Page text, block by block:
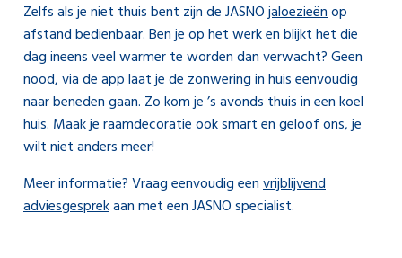
Zelfs als je niet thuis bent zijn de JASNOjaloezieënop
afstand bedienbaar. Ben je op het werk en blijkt het die
dag ineens veel warmer te worden dan verwacht? Geen
nood, via de app laat je de zonwering in huis eenvoudig
naar beneden gaan. Zo kom je ’s avonds thuis in een koel
huis. Maak je raamdecoratie ook smart en geloof ons, je
wilt niet anders meer!
Meer informatie? Vraag eenvoudig eenvrijblijvend
adviesgesprekaan met een JASNO specialist.